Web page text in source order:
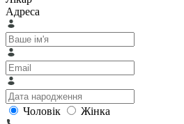
Адреса
Чоловік Жінка